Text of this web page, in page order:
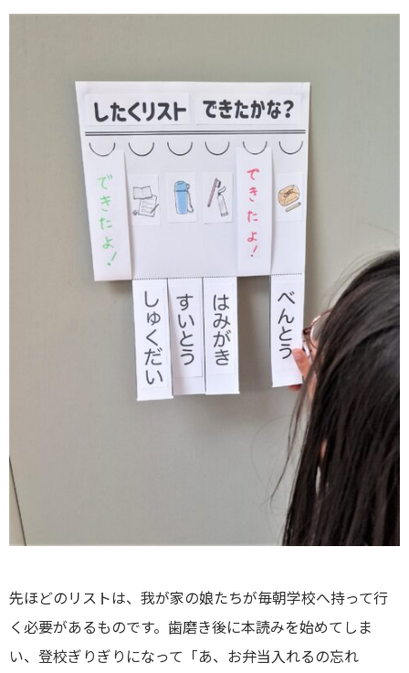
先ほどのリストは、我が家の娘たちが毎朝学校へ持って行
く必要があるものです。歯磨き後に本読みを始めてしま
い、登校ぎりぎりになって「あ、お弁当入れるの忘れ